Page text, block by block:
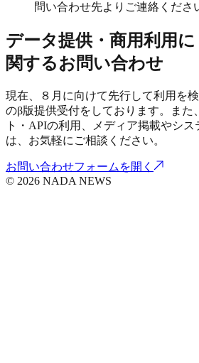
問い合わせ先よりご連絡くださ
データ提供・商用利用に
関するお問い合わせ
現在、８月に向けて先行して利用を
のβ版提供受付をしております。また
ト・APIの利用、メディア掲載やシ
は、お気軽にご相談ください。
お問い合わせフォームを開く
© 2026 NADA NEWS